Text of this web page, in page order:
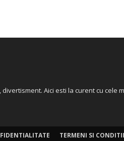
Aici esti la curent cu cele
TERMENI SI CONDITII